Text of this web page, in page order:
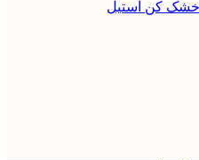
خشک کن استیل